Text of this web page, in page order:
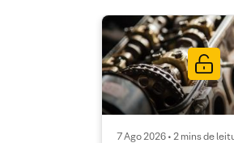
7 Ago 2026 • 2 mins de